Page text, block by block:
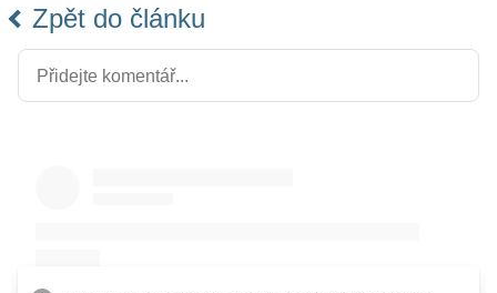
Zpět do článku